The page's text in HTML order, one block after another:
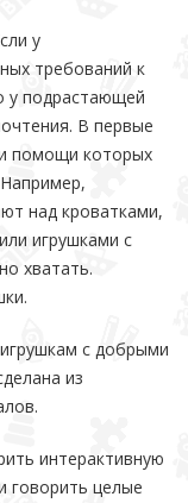
у
требований к
у подрастающей
В первые
помощи которых
над кроватками,
игрушками с
хватать.
с добрыми
из
интерактивную
говорить целые